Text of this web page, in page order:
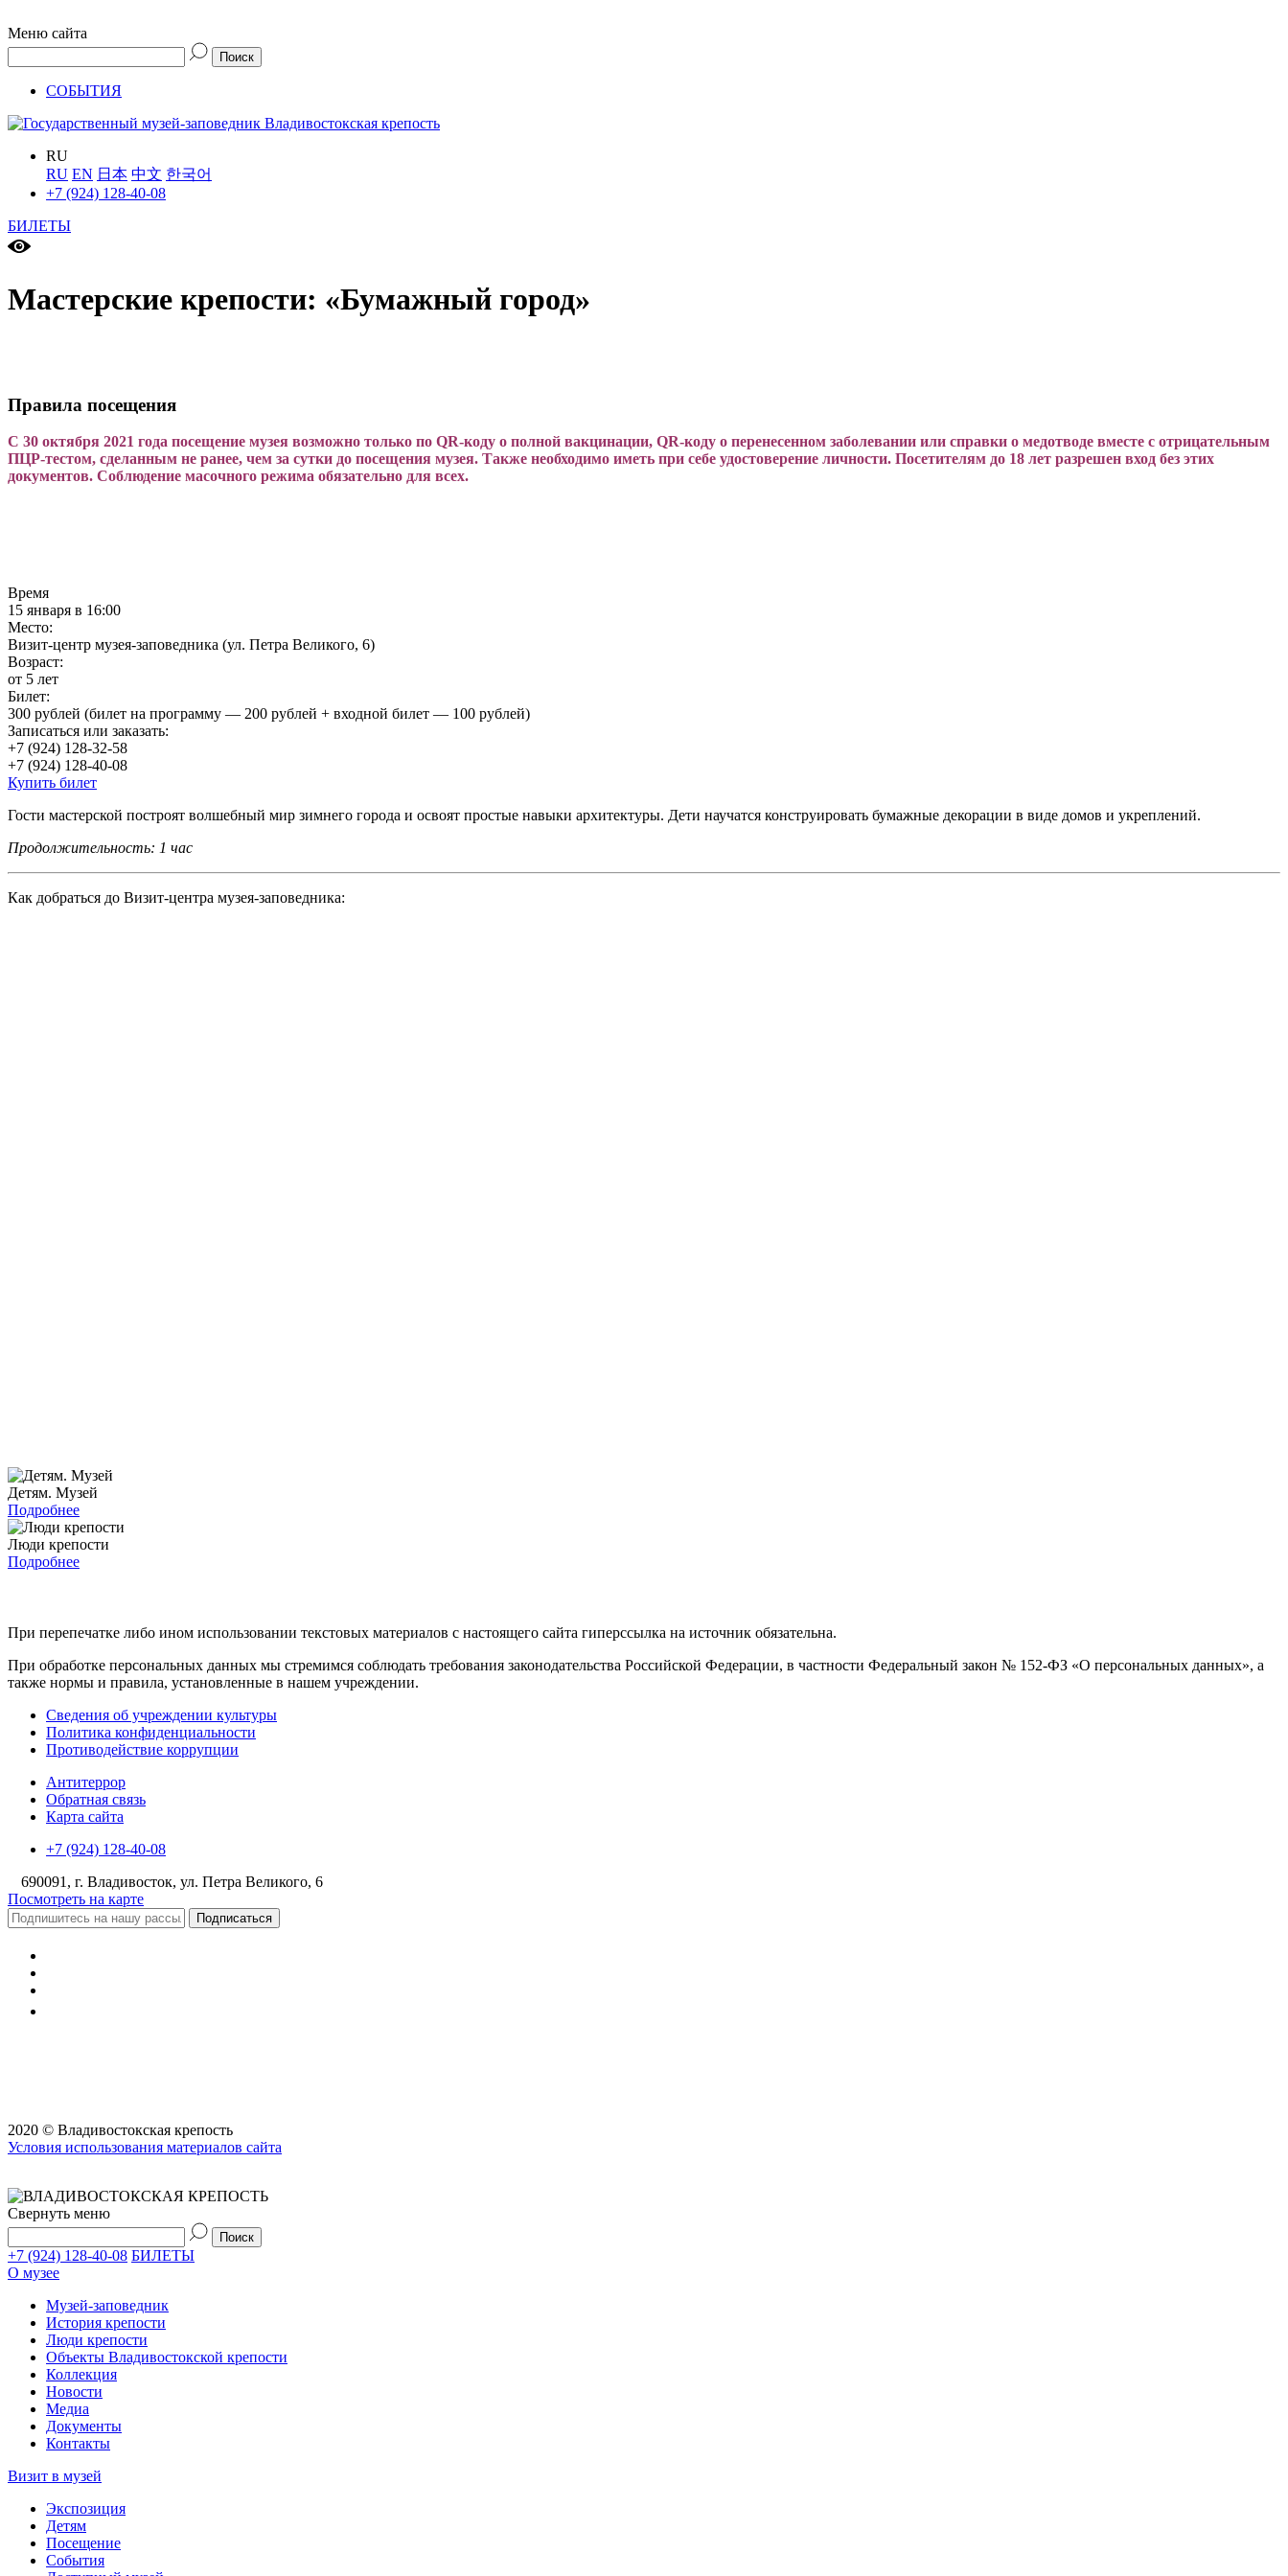
Меню сайта
СОБЫТИЯ
RU
RU EN 日本 中文 한국어
+7 (924) 128-40-08
БИЛЕТЫ
Мастерские крепости: «Бумажный город»
Правила посещения
С 30 октября 2021 года посещение музея возможно только по QR-коду о полной вакцинации, QR-коду о перенесенном заболевании или справки о медотводе вместе с отрицательным
ПЦР-тестом, сделанным не ранее, чем за сутки до посещения музея. Также необходимо иметь при себе удостоверение личности. Посетителям до 18 лет разрешен вход без этих
документов. Соблюдение масочного режима обязательно для всех.
Время
15 января в 16:00
Место:
Визит-центр музея-заповедника (ул. Петра Великого, 6)
Возраст:
от 5 лет
Билет:
300 рублей (билет на программу — 200 рублей + входной билет — 100 рублей)
Записаться или заказать:
+7 (924) 128-32-58
+7 (924) 128-40-08
Купить билет
Гости мастерской построят волшебный мир зимнего города и освоят простые навыки архитектуры. Дети научатся конструировать бумажные декорации в виде домов и укреплений.
Продолжительность: 1 час
Как добраться до Визит-центра музея-заповедника:
Детям. Музей
Подробнее
Люди крепости
Подробнее
При перепечатке либо ином использовании текстовых материалов с настоящего сайта гиперссылка на источник обязательна.
При обработке персональных данных мы стремимся соблюдать требования законодательства Российской Федерации, в частности Федеральный закон № 152-ФЗ «О персональных данных», а
также нормы и правила, установленные в нашем учреждении.
Сведения об учреждении культуры
Политика конфиденциальности
Противодействие коррупции
Антитеррор
Обратная связь
Карта сайта
+7 (924) 128-40-08
690091, г. Владивосток, ул. Петра Великого, 6
Посмотреть на карте
Подписаться
2020 © Владивостокская крепость
Условия использования материалов сайта
Свернуть меню
+7 (924) 128-40-08 БИЛЕТЫ
О музее
Музей-заповедник
История крепости
Люди крепости
Объекты Владивостокской крепости
Коллекция
Новости
Медиа
Документы
Контакты
Визит в музей
Экспозиция
Детям
Посещение
События